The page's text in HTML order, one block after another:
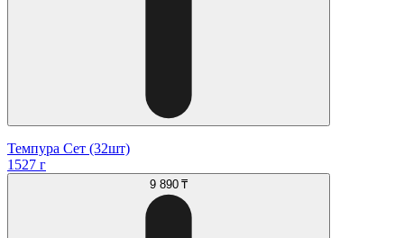
Темпура Сет (32шт)
1527 г
9 890 ₸